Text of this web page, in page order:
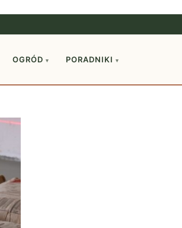
OGRÓD ▾ PORADNIKI ▾